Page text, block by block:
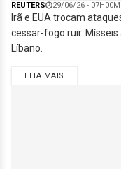
REUTERS 29/06/26 -
Irã e EUA trocam
cessar-fogo ruir. Mísseis
Líbano.
LEIA MAIS